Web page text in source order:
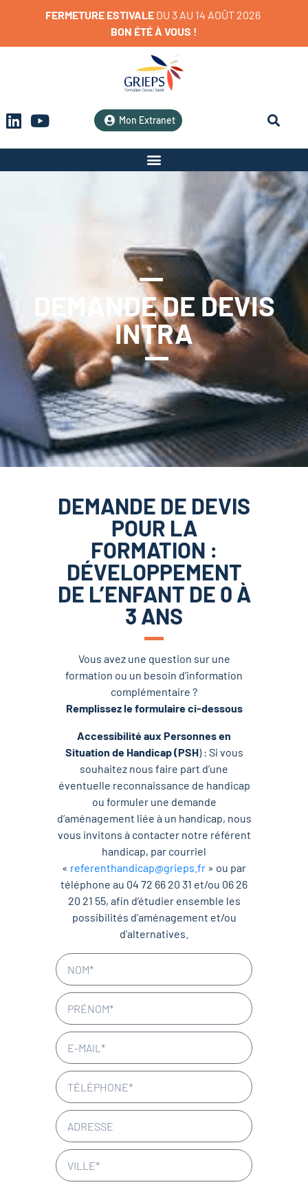
FERMETURE ESTIVALE DU 3 AU 14 AOÛT 2026
BON ÉTÉÀ VOUS !
Mon Extranet
DEMANDE DE DEVIS
INTRA
DEMANDE DE DEVIS
POUR LA
FORMATION :
DÉVELOPPEMENT
DE L’ENFANT DE 0 À
3 ANS
Vous avez une question sur une
formation ou un besoin d’information
complémentaire ?
Remplissez le formulaire ci-dessous
Accessibilité aux Personnes en
Situation de Handicap (PSH) : Si vous
souhaitez nous faire part d’une
éventuelle reconnaissance de handicap
ou formuler une demande
d’aménagement liée à un handicap, nous
vous invitons à contacter notre référent
handicap, par courriel
« referenthandicap@grieps.fr » ou par
téléphone au 04 72 66 20 31 et/ou 06 26
20 21 55, afin d’étudier ensemble les
possibilités d’aménagement et/ou
d’alternatives.